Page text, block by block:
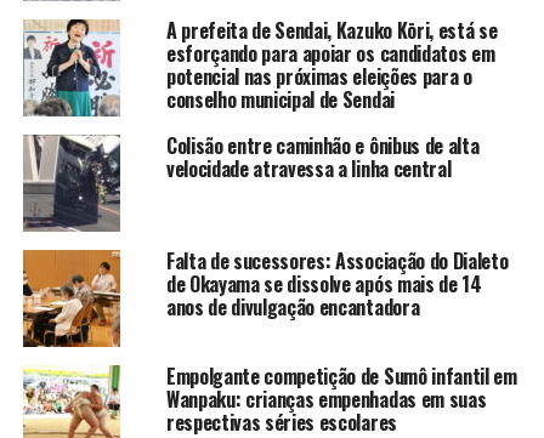
A prefeita de Sendai, Kazuko Kōri, está se
esforçando para apoiar os candidatos em
potencial nas próximas eleições para o
conselho municipal de Sendai
Colisão entre caminhão e ônibus de alta
velocidade atravessa a linha central
Falta de sucessores: Associação do Dialeto
de Okayama se dissolve após mais de 14
anos de divulgação encantadora
Empolgante competição de Sumô infantil em
Wanpaku: crianças empenhadas em suas
respectivas séries escolares